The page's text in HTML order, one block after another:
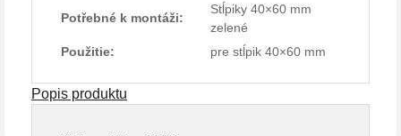
Potřebné k montáži:
Stĺpiky 40×60 mm
zelené
Použitie:
pre stĺpik 40×60 mm
Popis produktu